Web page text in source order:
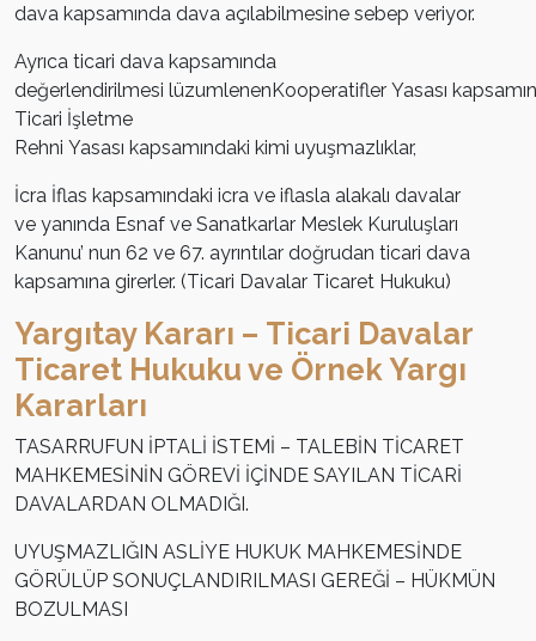
dava kapsamında dava açılabilmesine sebep veriyor.
Ayrıca ticari dava kapsamında
değerlendirilmesi lüzumlenenKooperatifler Yasası
Ticari İşletme
Rehni Yasası kapsamındaki kimi uyuşmazlıklar,
İcra İflas kapsamındaki icra ve iflasla alakalı davalar
ve yanında Esnaf ve Sanatkarlar Meslek Kuruluşları
Kanunu’ nun 62 ve 67. ayrıntılar doğrudan ticari dava
kapsamına girerler. (Ticari Davalar Ticaret Hukuku)
Yargıtay Kararı – Ticari Davalar
Ticaret Hukuku ve Örnek Yargı
Kararları
TASARRUFUN İPTALİ İSTEMİ – TALEBİN TİCARET
MAHKEMESİNİN GÖREVİ İÇİNDE SAYILAN TİCARİ
DAVALARDAN OLMADIĞI.
UYUŞMAZLIĞIN ASLİYE HUKUK MAHKEMESİNDE
GÖRÜLÜP SONUÇLANDIRILMASI GEREĞİ – HÜKMÜN
BOZULMASI